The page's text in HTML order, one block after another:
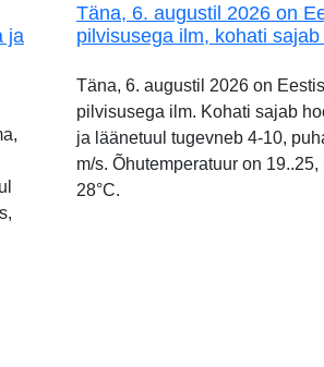
ja
Täna, 6. augustil 2026 on
pilvisusega ilm, kohati
Täna, 6. augustil 2026 on
pilvisusega ilm. Kohati sajab
ja läänetuul tugevneb 4-10,
m/s. Õhutemperatuur on
28°C.